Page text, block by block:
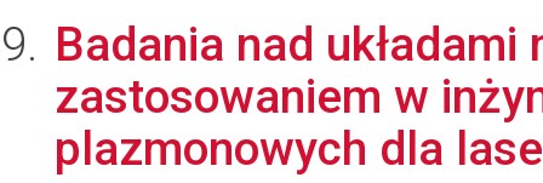
Badania nad
zastosowaniem w
plazmonowych dla